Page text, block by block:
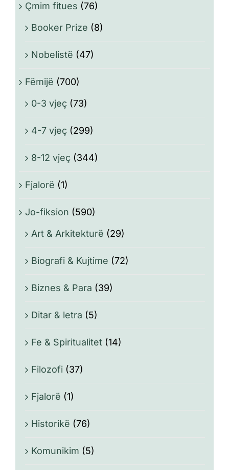
Çmim fitues (76)
Booker Prize (8)
Nobelistë (47)
Fëmijë (700)
0-3 vjeç (73)
4-7 vjeç (299)
8-12 vjeç (344)
Fjalorë (1)
Jo-fiksion (590)
Art & Arkitekturë (29)
Biografi & Kujtime (72)
Biznes & Para (39)
Ditar & letra (5)
Fe & Spiritualitet (14)
Filozofi (37)
Fjalorë (1)
Historikë (76)
Komunikim (5)